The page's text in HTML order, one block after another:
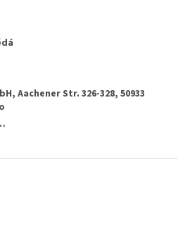
Aachener Str. 326-328, 50933